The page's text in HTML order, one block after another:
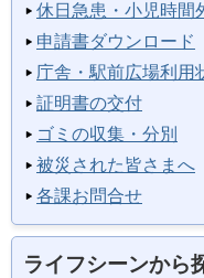
休日急患・小児時間
申請書ダウンロード
庁舎・駅前広場利用
証明書の交付
ゴミの収集・分別
被災された皆さまへ
各課お問合せ
ライフシーンから